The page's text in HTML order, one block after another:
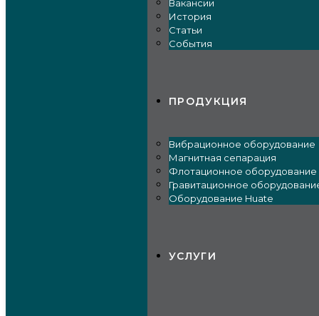
Вакансии
История
Статьи
События
ПРОДУКЦИЯ
Вибрационное оборудование
Магнитная сепарация
Флотационное оборудование
Гравитационное
Оборудование Huate
УСЛУГИ